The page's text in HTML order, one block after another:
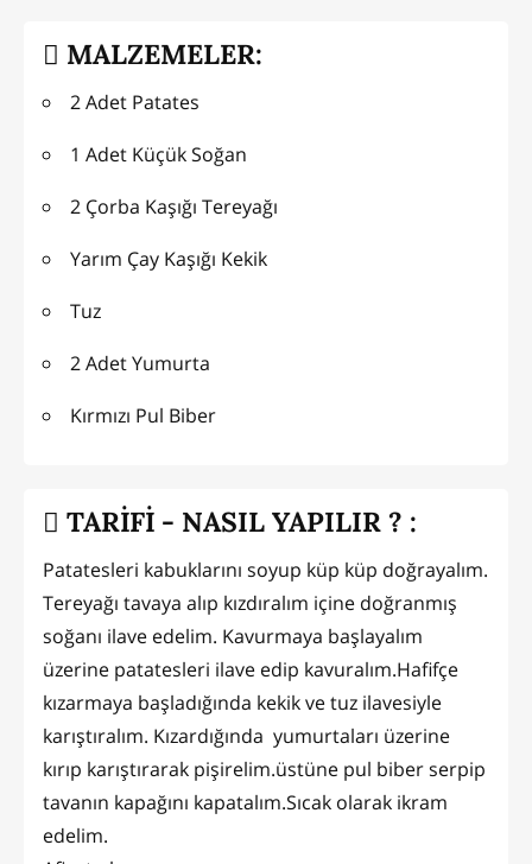
MALZEMELER:
2 Adet Patates
1 Adet Küçük Soğan
2 Çorba Kaşığı Tereyağı
Yarım Çay Kaşığı Kekik
Tuz
2 Adet Yumurta
Kırmızı Pul Biber
TARİFİ - NASIL YAPILIR ? :
Patatesleri kabuklarını soyup küp küp doğrayalım.
Tereyağı tavaya alıp kızdıralım içine doğranmış
soğanı ilave edelim. Kavurmaya başlayalım
üzerine patatesleri ilave edip kavuralım.Hafifçe
kızarmaya başladığında kekik ve tuz ilavesiyle
karıştıralım. Kızardığında yumurtaları üzerine
kırıp karıştırarak pişirelim.üstüne pul biber serpip
tavanın kapağını kapatalım.Sıcak olarak ikram
edelim.